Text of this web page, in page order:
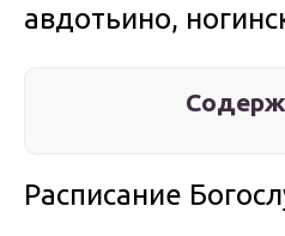
авдотьино,
Расписание